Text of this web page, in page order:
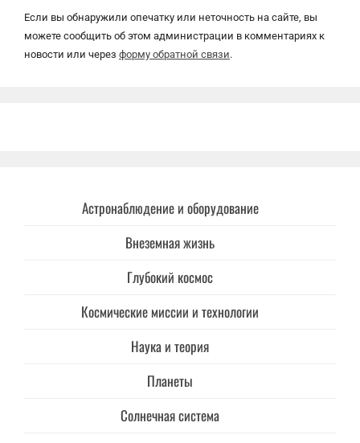
Если вы обнаружили опечатку или неточность на сайте, вы
можете сообщить об этом администрации в комментариях к
новости или через форму обратной связи.
Астронаблюдение и оборудование
Внеземная жизнь
Глубокий космос
Космические миссии и технологии
Наука и теория
Планеты
Солнечная система